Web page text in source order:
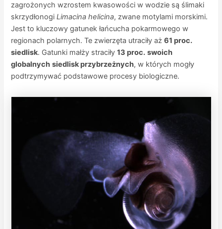
zagrożonych wzrostem kwasowości w wodzie są ślimaki
skrzydłonogiLimacina helicina, zwane motylami morskimi.
Jest to kluczowy gatunek łańcucha pokarmowego w
regionach polarnych. Te zwierzęta utraciły aż61 proc.
siedlisk. Gatunki małży straciły13 proc. swoich
globalnych siedlisk przybrzeżnych, w których mogły
podtrzymywać podstawowe procesy biologiczne.